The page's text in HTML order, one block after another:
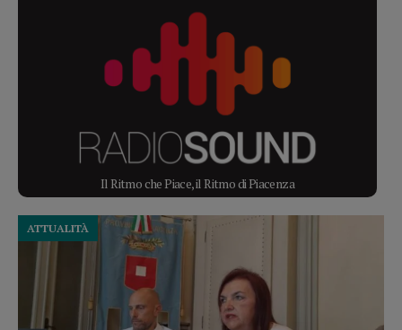
Il Ritmo che Piace, il Ritmo di Piacenza
ATTUALITÀ